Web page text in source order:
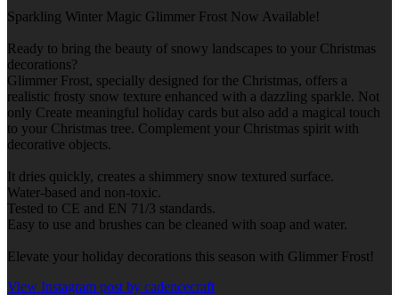
Sparkling Winter Magic Glimmer Frost Now Available!
Ready to bring the beauty of snowy landscapes to your Christmas
decorations?
Glimmer Frost, specially designed for the Christmas, offers a
realistic frosty snow texture enhanced with a dazzling sparkle. Not
only Create meaningful holiday cards but also add a magical touch
to your Christmas tree. Complement your Christmas spirit with
decorative objects.
It dries quickly, creates a shimmery snow textured surface.
Water-based and non-toxic.
Tested to CE and EN 71/3 standards.
Easy to use and brushes can be cleaned with soap and water.
Elevate your holiday decorations this season with Glimmer Frost!
View Instagram post by cadencecraft